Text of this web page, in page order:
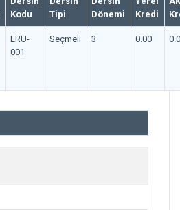
Kodu
Tipi
Dönemi
Kredi
ERU-
001
Seçmeli 3 0.00